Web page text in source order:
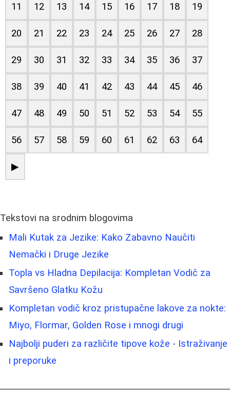
11 12 13 14 15 16 17 18 19
20 21 22 23 24 25 26 27 28
29 30 31 32 33 34 35 36 37
38 39 40 41 42 43 44 45 46
47 48 49 50 51 52 53 54 55
56 57 58 59 60 61 62 63 64
▶
Tekstovi na srodnim blogovima
Mali Kutak za Jezike: Kako Zabavno Naučiti
Nemački i Druge Jezike
Topla vs Hladna Depilacija: Kompletan Vodič za
Savršeno Glatku Kožu
Kompletan vodič kroz pristupačne lakove za nokte:
Miyo, Flormar, Golden Rose i mnogi drugi
Najbolji puderi za različite tipove kože - Istraživanje
i preporuke